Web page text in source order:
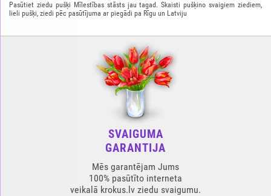
Pasūtiet ziedu pušķi Mīlestības stāsts jau tagad. Skaisti pušķino svaigiem ziediem,
lieli pušķi, ziedi pēc pasūtījuma ar piegādi pa Rīgu un Latviju
SVAIGUMA
GARANTIJA
Mēs garantējam Jums
100% pasūtīto interneta
veikalā krokus.lv ziedu svaigumu.